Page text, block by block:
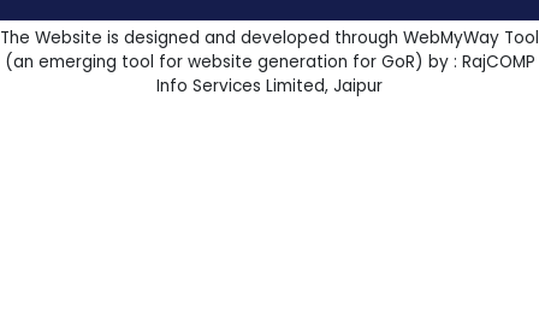
The Website is designed and developed through WebMyWay Tool
(an emerging tool for website generation for GoR) by : RajCOMP
Info Services Limited, Jaipur